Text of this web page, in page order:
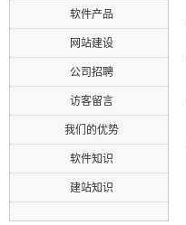
软件产品
网站建设
公司招聘
访客留言
我们的优势
软件知识
建站知识